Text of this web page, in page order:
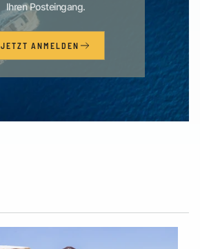
Ihren Posteingang.
JETZT ANMELDEN